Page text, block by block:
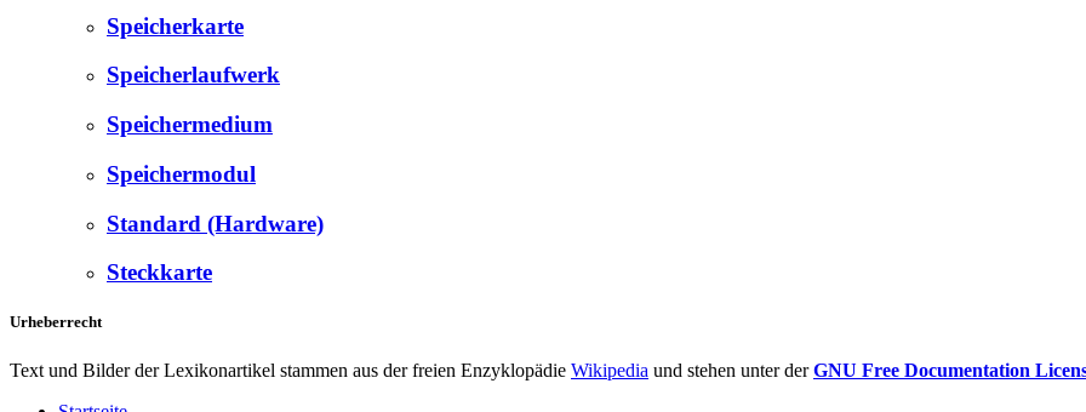
Speicherkarte
Speicherlaufwerk
Speichermedium
Speichermodul
Standard (Hardware)
Steckkarte
Urheberrecht
Text und Bilder der Lexikonartikel stammen aus der freien Enzyklopädie Wikipedia und stehen unter derGNU Free Documentation